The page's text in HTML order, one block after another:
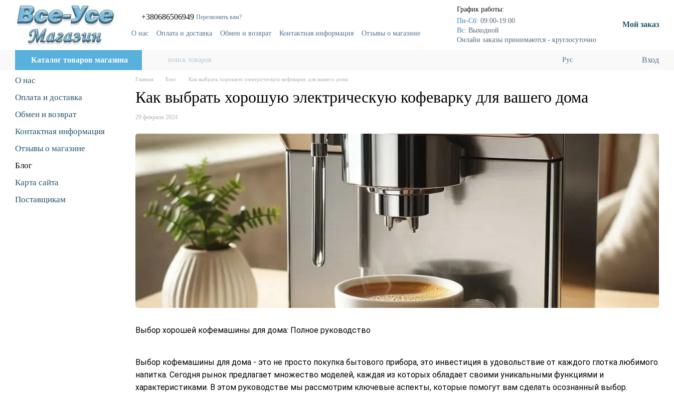
Перейти к основному контенту
+380686506949 Перезвонить вам?
О нас Оплата и доставка Обмен и возврат Контактная информация
Отзывы о магазине
График работы:
Пн-Сб: 09:00-19:00
Вс: Выходной
Онлайн заказы принимаются - круглосуточно
Мой заказ
Каталог товаров магазина Рус Вход
Главная Блог Как выбрать хорошую электрическую кофеварку для вашего дома
Как выбрать хорошую электрическую кофеварку для вашего дома
29 февраля 2024
Выбор хорошей кофемашины для дома: Полное руководство
Выбор кофемашины для дома - это не просто покупка бытового прибора, это инвестиция в удовольствие от каждого глотка любимого
напитка. Сегодня рынок предлагает множество моделей, каждая из которых обладает своими уникальными функциями и
характеристиками. В этом руководстве мы рассмотрим ключевые аспекты, которые помогут вам сделать осознанный выбор.
О нас
Оплата и доставка
Обмен и возврат
Контактная информация
Отзывы о магазине
Блог
Карта сайта
Поставщикам